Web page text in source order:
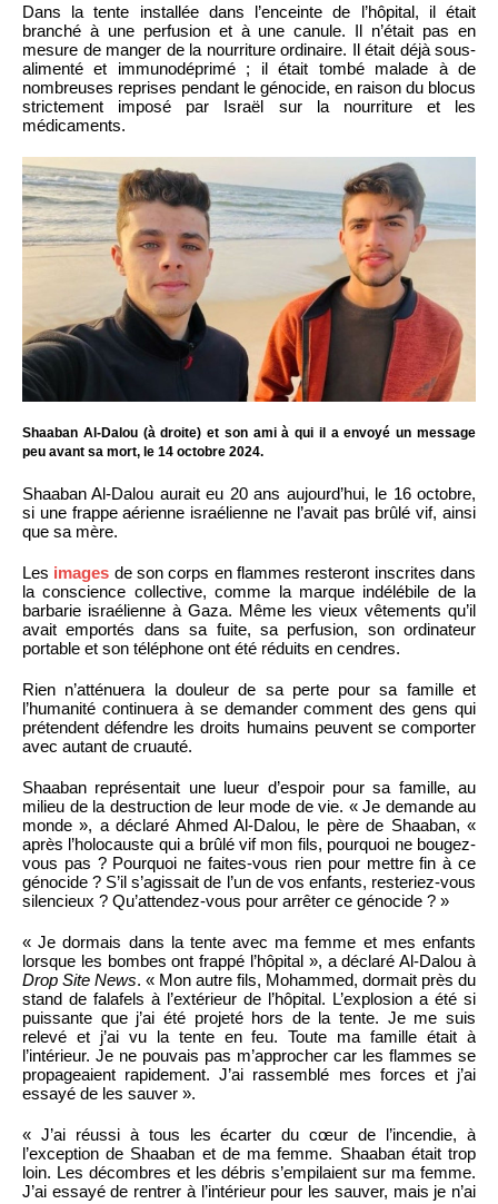
Dans la tente installée dans l’enceinte de l’hôpital, il était
branché à une perfusion et à une canule. Il n’était pas en
mesure de manger de la nourriture ordinaire. Il était déjà sous-
alimenté et immunodéprimé ; il était tombé malade à de
nombreuses reprises pendant le génocide, en raison du blocus
strictement imposé par Israël sur la nourriture et les
médicaments.
Shaaban Al-Dalou (à droite) et son ami à qui il a envoyé un message
peu avant sa mort, le 14 octobre 2024.
Shaaban Al-Dalou aurait eu 20 ans aujourd’hui, le 16 octobre,
si une frappe aérienne israélienne ne l’avait pas brûlé vif, ainsi
que sa mère.
Les images de son corps en flammes resteront inscrites dans
la conscience collective, comme la marque indélébile de la
barbarie israélienne à Gaza. Même les vieux vêtements qu’il
avait emportés dans sa fuite, sa perfusion, son ordinateur
portable et son téléphone ont été réduits en cendres.
Rien n’atténuera la douleur de sa perte pour sa famille et
l’humanité continuera à se demander comment des gens qui
prétendent défendre les droits humains peuvent se comporter
avec autant de cruauté.
Shaaban représentait une lueur d’espoir pour sa famille, au
milieu de la destruction de leur mode de vie. « Je demande au
monde », a déclaré Ahmed Al-Dalou, le père de Shaaban, «
après l’holocauste qui a brûlé vif mon fils, pourquoi ne bougez-
vous pas ? Pourquoi ne faites-vous rien pour mettre fin à ce
génocide ? S’il s’agissait de l’un de vos enfants, resteriez-vous
silencieux ? Qu’attendez-vous pour arrêter ce génocide ? »
« Je dormais dans la tente avec ma femme et mes enfants
lorsque les bombes ont frappé l’hôpital », a déclaré Al-Dalou à
Drop Site News. « Mon autre fils, Mohammed, dormait près du
stand de falafels à l’extérieur de l’hôpital. L’explosion a été si
puissante que j’ai été projeté hors de la tente. Je me suis
relevé et j’ai vu la tente en feu. Toute ma famille était à
l’intérieur. Je ne pouvais pas m’approcher car les flammes se
propageaient rapidement. J’ai rassemblé mes forces et j’ai
essayé de les sauver ».
« J’ai réussi à tous les écarter du cœur de l’incendie, à
l’exception de Shaaban et de ma femme. Shaaban était trop
loin. Les décombres et les débris s’empilaient sur ma femme.
J’ai essayé de rentrer à l’intérieur pour les sauver, mais je n’ai